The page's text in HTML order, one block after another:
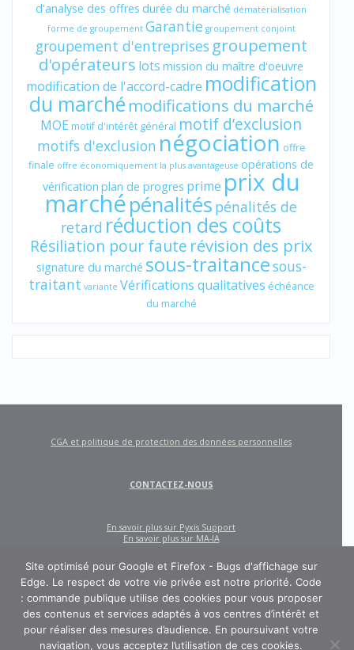
d'analyse des offres durée du marché dématérialisation
forme de groupement Garantie groupement conjoint
groupement d'entreprises groupement
d'opérateurs lots mission du maître d'oeuvre
modification de l'accord-cadre modification
du marché modifications du marché
MOE motif d'intérêt général motif d’exclusion
motifs d'exclusion négociation offre
finale offre économiquement la plus avantageuse opérations de
vérification plan de progres prime prix du
marchépénalités pénalités de
retard réduction des coûts
Résiliation pour faute révision des prix
signature du marché sous-traitancesous-
traitant variante Vérifications qualitatives échéance
du marché
CGA et politique de protection des données personnelles
CONTACTEZ-NOUS
En savoir plus sur Pyxis Support
En savoir plus sur MA-IA
Site optimisé pour Google et Firefox - Bugs d'affichage sur
Edge. Le respect de votre vie privée est notre priorité. Code
: commande publique utilise des cookies pour vous proposer
des contenus et services adaptés à vos centres d’intérêt et
pour réaliser des mesures d’audience. En poursuivant votre
navigation, vous acceptez l’utilisation de ces cookies.